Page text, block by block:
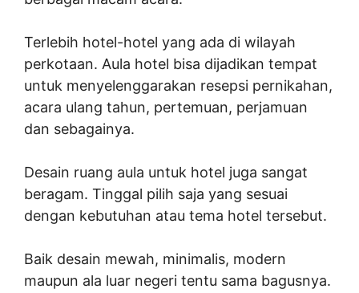
Terlebih hotel-hotel yang ada di wilayah
perkotaan. Aula hotel bisa dijadikan tempat
untuk menyelenggarakan resepsi pernikahan,
acara ulang tahun, pertemuan, perjamuan
dan sebagainya.
Desain ruang aula untuk hotel juga sangat
beragam. Tinggal pilih saja yang sesuai
dengan kebutuhan atau tema hotel tersebut.
Baik desain mewah, minimalis, modern
maupun ala luar negeri tentu sama bagusnya.